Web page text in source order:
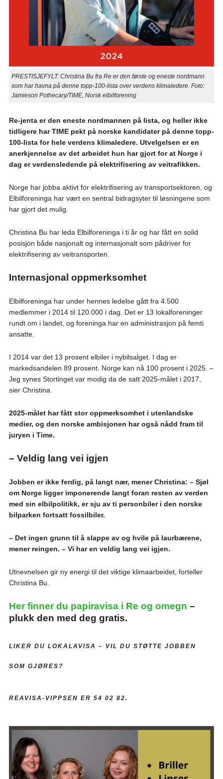
PRESTISJEFYLT: Christina Bu fra Re er den første og eneste nordmann
som har havna på denne topp-100-lista over verdens klimaledere. Foto:
Jamieson Pothecary/TIME, Norsk elbilforening
Re-jenta er den eneste nordmannen på lista, og heller ikke
tidligere har TIME pekt på norske kandidater på denne topp-
100-lista for hele verdens klimaledere. Utvelgelsen er en
anerkjennelse av det arbeidet hun har gjort for at Norge i
dag er verdensledende på elektrifisering av veitrafikken.
Norge har jobba aktivt for elektrifisering av transportsektoren, og
Elbilforeninga har vært en sentral bidragsyter til løsningene som
har gjort det mulig.
Christina Bu har leda Elbilforeninga i ti år og har fått en solid
posisjon både nasjonalt og internasjonalt som pådriver for
elektrifisering av veitransporten.
Internasjonal oppmerksomhet
Elbilforeninga har under hennes ledelse gått fra 4.500
medlemmer i 2014 til 120.000 i dag. Det er 13 lokalforeninger
rundt om i landet, og foreninga har en administrasjon på femti
ansatte.
I 2014 var det 13 prosent elbiler i nybilsalget. I dag er
markedsandelen 89 prosent. Norge kan nå 100 prosent i 2025. –
Jeg synes Stortinget var modig da de satt 2025-målet i 2017,
sier Christina.
2025-målet har fått stor oppmerksomhet i utenlandske
medier, og den norske ambisjonen har også nådd fram til
juryen i Time.
– Veldig lang vei igjen
Jobben er ikke ferdig, på langt nær, mener Christina: – Sjøl
om Norge ligger imponerende langt foran resten av verden
med sin elbilpolitikk, er sju av ti personbiler i den norske
bilparken fortsatt fossilbiler.
– Det ingen grunn til å slappe av og hvile på laurbærene,
mener reingen. – Vi har en veldig lang vei igjen.
Utnevnelsen gir ny energi til det viktige klimaarbeidet, forteller
Christina Bu.
Her finner du papiravisa i Re og omegn –
plukk den med deg gratis.
LIKER DU LOKALAVISA – VIL DU STØTTE JOBBEN
SOM GJØRES?
REAVISA-VIPPSEN ER 54 02 82.